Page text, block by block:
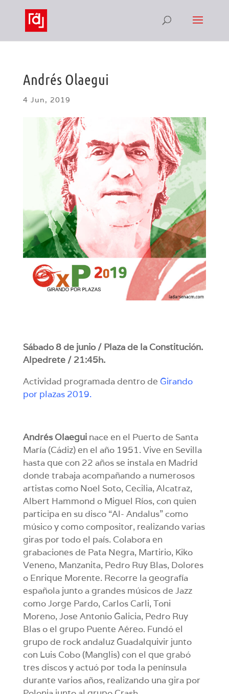
Andrés Olaegui
4 Jun, 2019
Sábado 8 de junio / Plaza de la Constitución.
Alpedrete / 21:45h.
Actividad programada dentro de Girando
por plazas 2019.
Andrés Olaegui nace en el Puerto de Santa
María (Cádiz) en el año 1951. Vive en Sevilla
hasta que con 22 años se instala en Madrid
donde trabaja acompañando a numerosos
artistas como Noel Soto, Cecilia, Alcatraz,
Albert Hammond o Miguel Ríos, con quien
participa en su disco “Al- Andalus” como
músico y como compositor, realizando varias
giras por todo el país. Colabora en
grabaciones de Pata Negra, Martirio, Kiko
Veneno, Manzanita, Pedro Ruy Blas, Dolores
o Enrique Morente. Recorre la geografía
española junto a grandes músicos de Jazz
como Jorge Pardo, Carlos Carli, Toni
Moreno, Jose Antonio Galicia, Pedro Ruy
Blas o el grupo Puente Aéreo. Fundó el
grupo de rock andaluz Guadalquivir junto
con Luis Cobo (Manglis) con el que grabó
tres discos y actuó por toda la península
durante varios años, realizando una gira por